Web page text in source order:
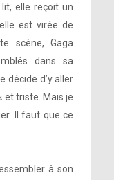
lit, elle reçoit un
est virée de
scène, Gaga
dans sa
décide d’y aller
et triste. Mais je
Il faut que ce
à son